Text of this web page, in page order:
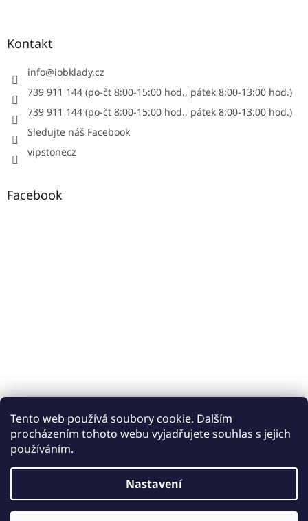
Tento web používá soubory cookie. Dalším
procházením tohoto webu vyjadřujete souhlas s jejich
používáním.
Nastavení
Kontakt
info@iobklady.cz
739 911 144 (po-čt 8:00-15:00 hod., pátek 8:00-13:00 hod.)
739 911 144 (po-čt 8:00-15:00 hod., pátek 8:00-13:00 hod.)
Sledujte náš Facebook
vipstonecz
Facebook
Copyright 2026Keramické obklady a dlažby iobklady.cz.